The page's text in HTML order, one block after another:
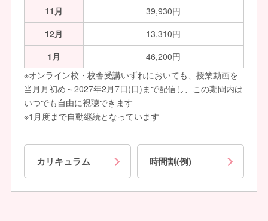
11月
39,930円
12月
13,310円
1月
46,200円
※オンライン校・校舎受講いずれにおいても、授業動画を
当月月初め～2027年2月7日(日)まで配信し、この期間内は
いつでも自由に視聴できます
※1月度まで自動継続となっています
カリキュラム 時間割(例)